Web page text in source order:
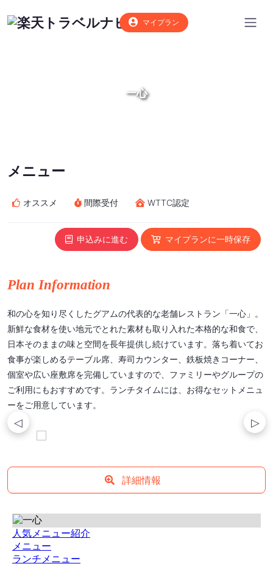
マイプラン
一心
メニュー
オススメ 間際受付 WTTC認定
申込みに進む マイプランに一時保存
Plan Information
和の心を知り尽くしたグアムの代表的な老舗レストラン「一心」。
新鮮な食材を使い地元でとれた素材も取り入れた本格的な和食で、
日本そのままの味と空間を長年提供し続けています。落ち着いてお
食事が楽しめるテーブル席、寿司カウンター、鉄板焼きコーナー、
個室や広い座敷席を完備していますので、ファミリーやグループの
ご利用にもおすすめです。ランチタイムには、お得なセットメニュ
ーをご用意しています。
詳細情報